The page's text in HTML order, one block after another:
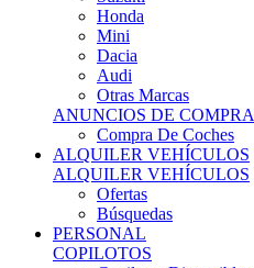
Honda
Mini
Dacia
Audi
Otras Marcas
ANUNCIOS DE COMPRA
Compra De Coches
ALQUILER VEHÍCULOS
ALQUILER VEHÍCULOS
Ofertas
Búsquedas
PERSONAL
COPILOTOS